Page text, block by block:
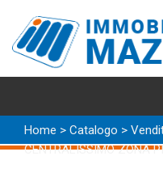
Home > Catalogo >
CENTRALISSIMO ZONA